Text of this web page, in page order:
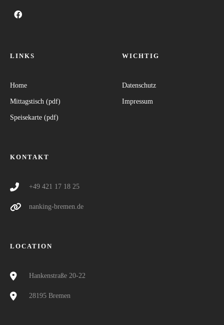
LINKS
Home
Mittagstisch (pdf)
Speisekarte (pdf)
WICHTIG
Datenschutz
Impressum
KONTAKT
+49 421 17 18 25
nanking-bremen.de
LOCATION
Hankenstraße 20-22
28195 Bremen